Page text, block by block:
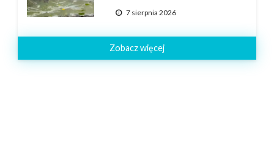
7 sierpnia 2026
Zobacz więcej